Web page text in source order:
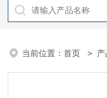
当前位置：首页 >